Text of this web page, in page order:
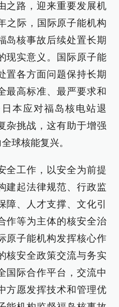
之路，迎来重要发展机
之际，国际原子能机构
岛核事故后续处置长期
现实意义。国际原子能
置各方面问题保持长期
最高标准、最严要求和
本应对福岛核电站退
杂挑战，这有助于增强
球核能复兴。
全工作，以安全为前提
建起法律规范、行政监
障、人才支撑、文化引
作等为主体的核安全治
原子能机构发挥核心作
核安全政策交流与务实
国际合作平台，交流中
方愿发挥技术和管理优